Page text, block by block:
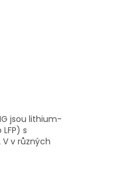
jsou lithium-
s
V v různých